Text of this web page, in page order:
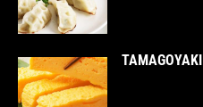
TAMAGOYAKI